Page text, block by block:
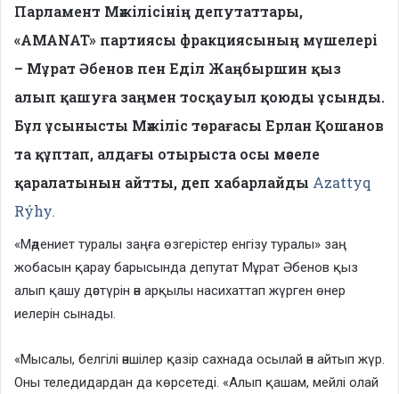
Парламент Мәжілісінің депутаттары,
«AMANAT» партиясы фракциясының мүшелері
– Мұрат Әбенов пен Еділ Жаңбыршин қыз
алып қашуға заңмен тосқауыл қоюды ұсынды.
Бұл ұсынысты Мәжіліс төрағасы Ерлан Қошанов
та құптап, алдағы отырыста осы мәселе
қаралатынын айтты, деп хабарлайды Azattyq
Rýhy.
«Мәдениет туралы заңға өзгерістер енгізу туралы» заң
жобасын қарау барысында депутат Мұрат Әбенов қыз
алып қашу дәстүрін ән арқылы насихаттап жүрген өнер
иелерін сынады.
«Мысалы, белгілі әншілер қазір сахнада осылай ән айтып жүр.
Оны теледидардан да көрсетеді. «Алып қашам, мейлі олай